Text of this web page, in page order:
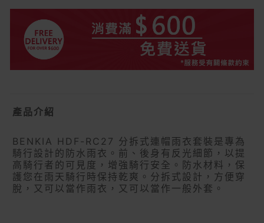
產品介紹
BENKIA HDF-RC27 分拆式連帽雨衣套裝是專為
騎行設計的防水雨衣。前、後身有反光細節，以提
高騎行者的可見度，增強騎行安全。防水材料，保
護您在雨天騎行時保持乾爽。分拆式設計，方便穿
脫，又可以當作雨衣，又可以當作一般外套。